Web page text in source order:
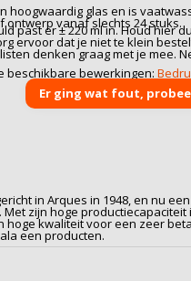
hoogwaardig glas en is
vanaf slechts 24 stuks.
past er ± 220 ml in. Houd hier
ervoor dat je niet te klein
denken graag met je mee.
beschikbare bewerkingen:
in Arques in 1948, en nu
zijn hoge productiecapaciteit
kwaliteit voor een zeer
een producten.
Er ging wat fout,